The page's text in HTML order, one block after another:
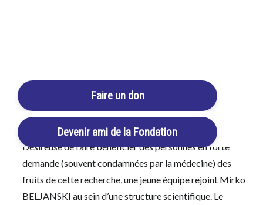
Faire un don
Devenir ami de la Fondation
d’informer le plus grand nombre de personnes des
résultats obtenus en recherche fondamentale par le
Docteur es scienceMirko BELJANSKI(plus de
publications scientifiquesvalidées par ses pairs).
Désireuse de faire bénéficier des personnes en forte
demande (souvent condamnées par la médecine) des
fruits de cette recherche, une jeune équipe rejoint Mirko
BELJANSKI au sein d’une structure scientifique. Le